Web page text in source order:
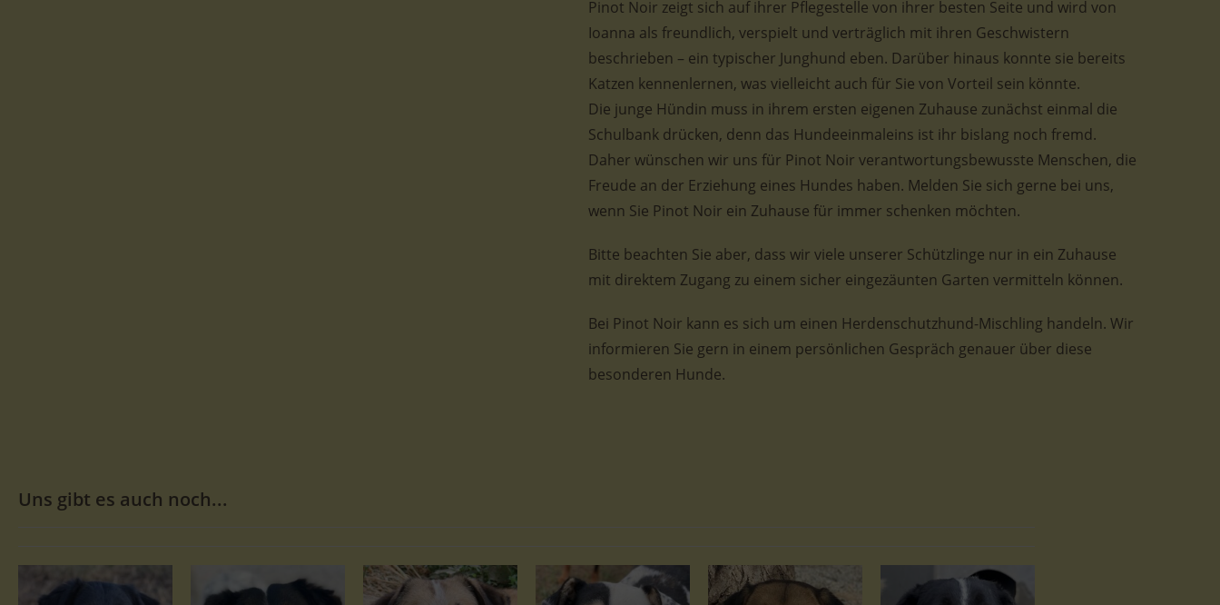
Pinot Noir zeigt sich auf ihrer Pflegestelle von ihrer besten Seite und wird von
Ioanna als freundlich, verspielt und verträglich mit ihren Geschwistern
beschrieben – ein typischer Junghund eben. Darüber hinaus konnte sie bereits
Katzen kennenlernen, was vielleicht auch für Sie von Vorteil sein könnte.
Die junge Hündin muss in ihrem ersten eigenen Zuhause zunächst einmal die
Schulbank drücken, denn das Hundeeinmaleins ist ihr bislang noch fremd.
Daher wünschen wir uns für Pinot Noir verantwortungsbewusste Menschen, die
Freude an der Erziehung eines Hundes haben. Melden Sie sich gerne bei uns,
wenn Sie Pinot Noir ein Zuhause für immer schenken möchten.
Bitte beachten Sie aber, dass wir viele unserer Schützlinge nur in ein Zuhause
mit direktem Zugang zu einem sicher eingezäunten Garten vermitteln können.
Bei Pinot Noir kann es sich um einen Herdenschutzhund-Mischling handeln. Wir
informieren Sie gern in einem persönlichen Gespräch genauer über diese
besonderen Hunde.
Uns gibt es auch noch...